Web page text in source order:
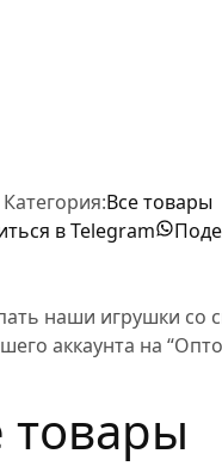
Категория:Все товары
в Telegram
наши игрушки со
аккаунта на